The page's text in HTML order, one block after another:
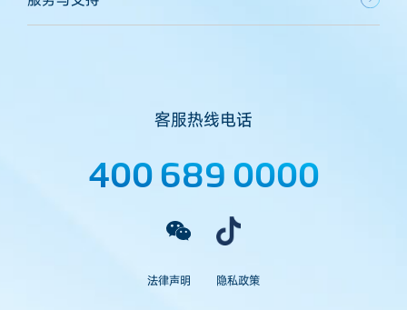
客服热线电话
400 689 0000
法律声明 隐私政策